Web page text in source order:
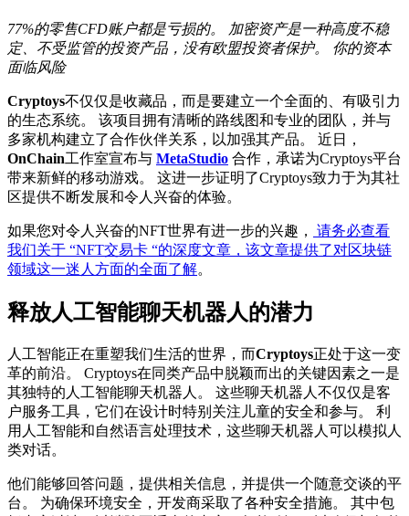
77%的零售CFD账户都是亏损的。 加密资产是一种高度不稳
定、不受监管的投资产品，没有欧盟投资者保护。 你的资本
面临风险
Cryptoys不仅仅是收藏品，而是要建立一个全面的、有吸引力
的生态系统。 该项目拥有清晰的路线图和专业的团队，并与
多家机构建立了合作伙伴关系，以加强其产品。 近日，
OnChain工作室宣布与 MetaStudio 合作，承诺为Cryptoys平台
带来新鲜的移动游戏。 这进一步证明了Cryptoys致力于为其社
区提供不断发展和令人兴奋的体验。
如果您对令人兴奋的NFT世界有进一步的兴趣，
请务必查看
我们关于 “NFT交易卡 “的深度文章，该文章提供了对区块链
领域这一迷人方面的全面了解。
释放人工智能聊天机器人的潜力
人工智能正在重塑我们生活的世界，而Cryptoys正处于这一变
革的前沿。 Cryptoys在同类产品中脱颖而出的关键因素之一是
其独特的人工智能聊天机器人。 这些聊天机器人不仅仅是客
户服务工具，它们在设计时特别关注儿童的安全和参与。 利
用人工智能和自然语言处理技术，这些聊天机器人可以模拟人
类对话。
他们能够回答问题，提供相关信息，并提供一个随意交谈的平
台。 为确保环境安全，开发商采取了各种安全措施。 其中包